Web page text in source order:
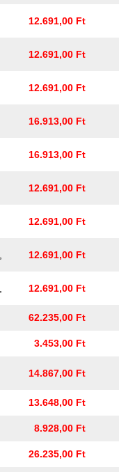
12.691,00 Ft
12.691,00 Ft
12.691,00 Ft
16.913,00 Ft
16.913,00 Ft
12.691,00 Ft
12.691,00 Ft
12.691,00 Ft
12.691,00 Ft
62.235,00 Ft
3.453,00 Ft
14.867,00 Ft
13.648,00 Ft
8.928,00 Ft
26.235,00 Ft